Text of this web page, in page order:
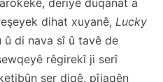
deriyê duqanat a
dihat xuyanê, Lucky
di nava sî û tavê de
rêgirekî ji serî
ser diqê, pîjaqên